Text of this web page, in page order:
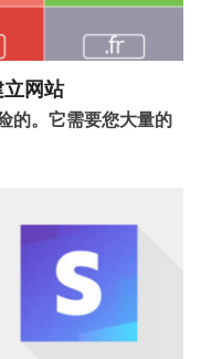
网站
的。它需要您大量的